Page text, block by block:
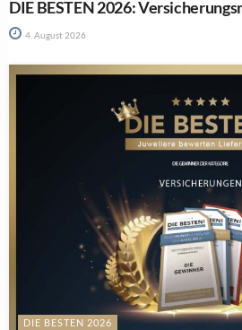
DIE BESTEN 2026:
4. August 2026
DIE BESTEN 2026